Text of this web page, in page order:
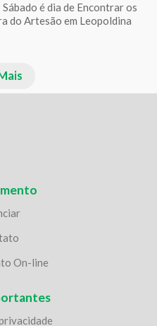
é dia de Encontrar os
do Artesão em Leopoldina
On-line